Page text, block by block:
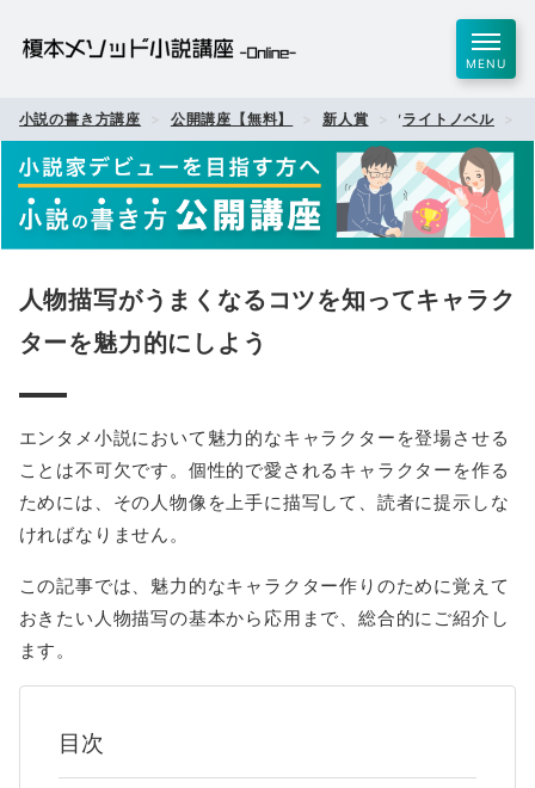
MENU
小説の書き方講座 公開講座【無料】 新人賞 ,ライトノベル
人物描写がうまくなるコツを知ってキャラク
ターを魅力的にしよう
エンタメ小説において魅力的なキャラクターを登場させる
ことは不可欠です。個性的で愛されるキャラクターを作る
ためには、その人物像を上手に描写して、読者に提示しな
ければなりません。
この記事では、魅力的なキャラクター作りのために覚えて
おきたい人物描写の基本から応用まで、総合的にご紹介し
ます。
目次